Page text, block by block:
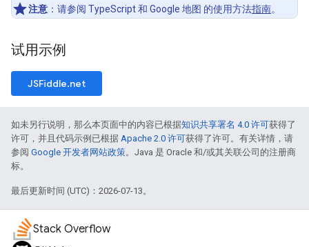
注意 ：请参阅 TypeScript 和 Google 地图 的使用方法指南。
试用示例
JSFiddle.net
如未另行说明，那么本页面中的内容已根据知识共享署名 4.0 许可获得了
许可，并且代码示例已根据 Apache 2.0 许可获得了许可。有关详情，请
参阅 Google 开发者网站政策。Java 是 Oracle 和/或其关联公司的注册商
标。
最后更新时间 (UTC)：2026-07-13。
Stack Overflow